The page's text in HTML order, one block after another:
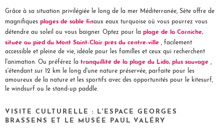
Grâce à sa situation privilégiée le long de la mer Méditerranée, Sète offre de
magnifiques plages de sable finaux eaux turquoise où vous pourrez vous
détendre au soleil ou vous baigner. Optez pour la plage de la Corniche,
située au pied du Mont Saint-Clair près du centre-ville , facilement
accessible et pleine de vie, idéale pour les familles et ceux qui recherchent
l'animation. Ou préférez la tranquillité de la plage du Lido, plus sauvage ,
s'étendant sur 12 km le long d'une nature préservée, parfaite pour les
amoureux de la nature et les sportifs avec des opportunités pour le kitesurf,
le windsurf ou le stand-up paddle.
VISITE CULTURELLE : L'ESPACE GEORGES
BRASSENS ET LE MUSÉE PAUL VALÉRY